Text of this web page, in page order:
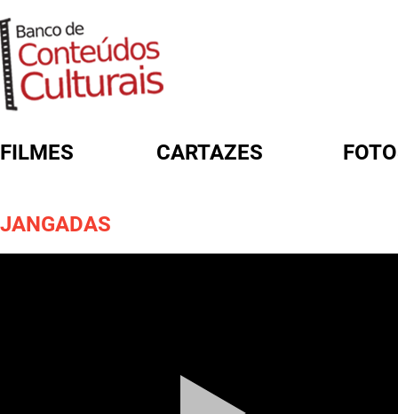
FILMES CARTAZES
JANGADAS